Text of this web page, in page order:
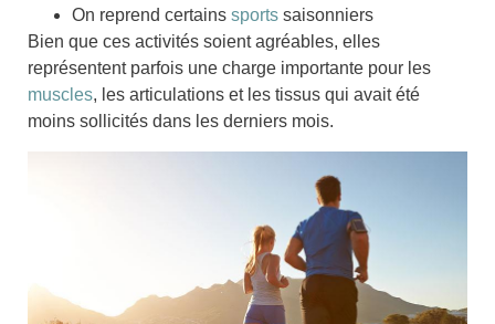
On reprend certains sports saisonniers
Bien que ces activités soient agréables, elles
représentent parfois une charge importante pour les
muscles, les articulations et les tissus qui avait été
moins sollicités dans les derniers mois.